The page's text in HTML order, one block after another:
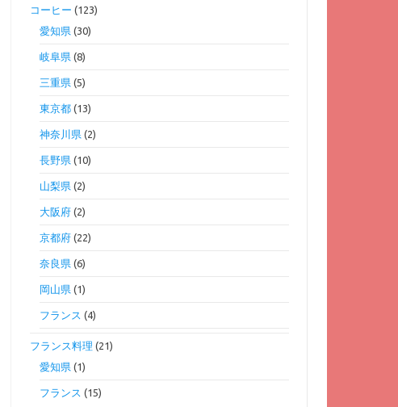
コーヒー (123)
愛知県(30)
岐阜県(8)
三重県(5)
東京都(13)
神奈川県(2)
長野県(10)
山梨県(2)
大阪府(2)
京都府(22)
奈良県(6)
岡山県(1)
フランス (4)
フランス料理 (21)
愛知県(1)
フランス (15)